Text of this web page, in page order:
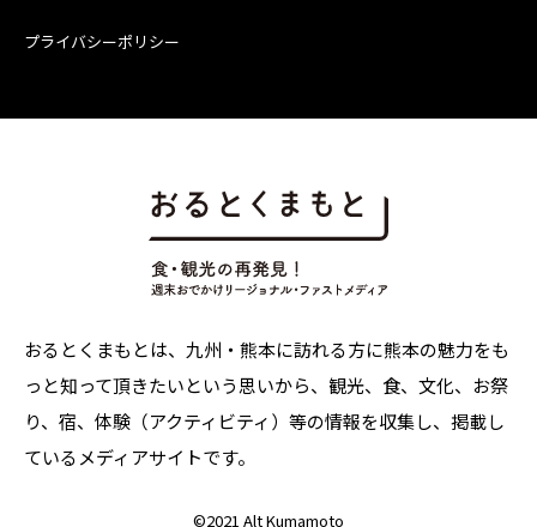
プライバシーポリシー
おるとくまもとは、九州・熊本に訪れる方に熊本の魅力をも
っと知って頂きたいという思いから、観光、食、文化、お祭
り、宿、体験（アクティビティ）等の情報を収集し、掲載し
ているメディアサイトです。
©2021 Alt Kumamoto